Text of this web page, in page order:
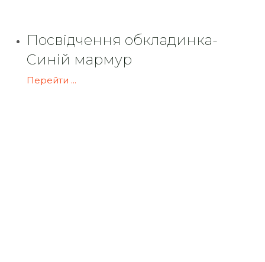
Посвідчення обкладинка-
Синій мармур
Перейти ...